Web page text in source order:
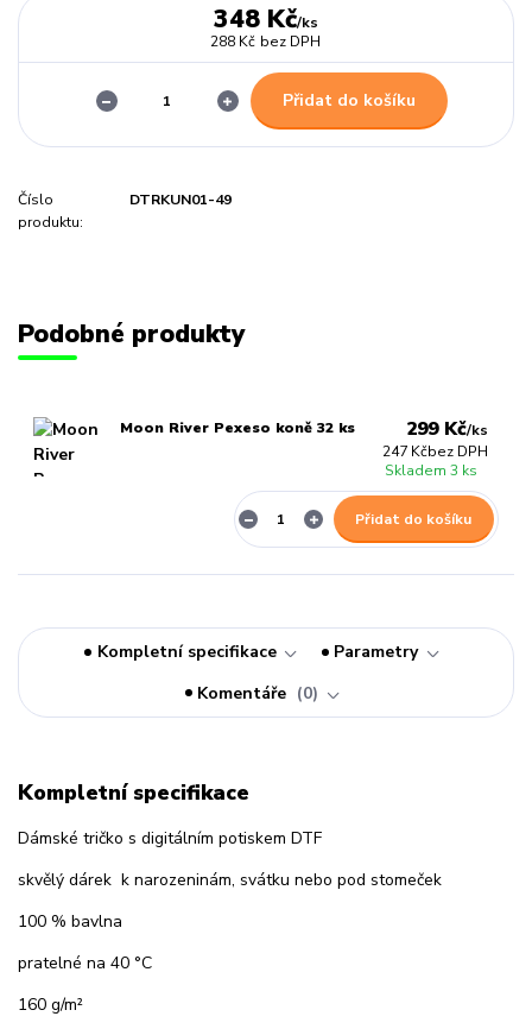
348 Kč/ks
288 Kč bez DPH
Přidat do košíku
Číslo
produktu:
DTRKUN01-49
Podobné produkty
Moon River Pexeso koně 32 ks 299 Kč/ks
247 Kčbez DPH
Skladem 3 ks
Přidat do košíku
Kompletní specifikace
Parametry
Komentáře
0
Kompletní specifikace
Dámské tričko s digitálním potiskem DTF
skvělý dárek k narozeninám, svátku nebo pod stomeček
100 % bavlna
pratelné na 40 °C
160 g/m²